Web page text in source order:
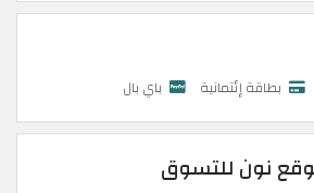
بطاقة إئتمانية باي بال
نون للتسوق